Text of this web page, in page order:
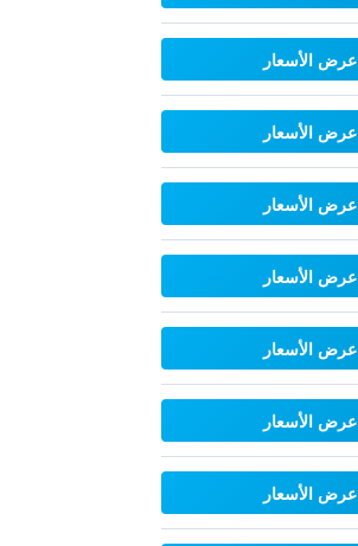
عرض الأسعار
عرض الأسعار
عرض الأسعار
عرض الأسعار
عرض الأسعار
عرض الأسعار
عرض الأسعار